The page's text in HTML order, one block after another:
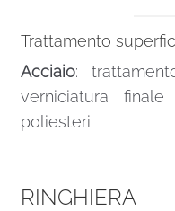
Trattamento
Acciaio:
verniciatura
poliesteri.
RINGHIERA